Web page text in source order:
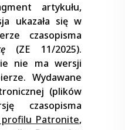
artykułu,
ukazała się w
czasopisma
(ZE 11/2025).
nie ma wersji
Wydawane
(plików
czasopisma
Patronite,